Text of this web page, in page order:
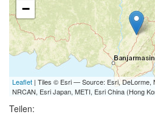
−
Leaflet | Tiles © Esri — Source: Esri, DeLorme,
NRCAN, Esri Japan, METI, Esri China (Hong
Teilen: